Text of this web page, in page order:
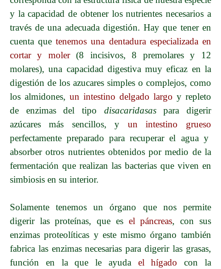
y la capacidad de obtener los nutrientes necesarios a
través de una adecuada digestión. Hay que tener en
cuenta quetenemos una dentadura especializada en
cortar y moler(8 incisivos, 8 premolares y 12
molares), una capacidad digestiva muy eficaz en la
digestión de los azucares simples o complejos, como
los almidones, un intestino delgado largo y repleto
de enzimas del tipo disacaridasaspara digerir
azúcares más sencillos, y un intestino grueso
perfectamente preparado para recuperar el agua y
absorber otros nutrientes obtenidos por medio de la
fermentación que realizan las bacterias que viven en
simbiosis en su interior.
Solamente tenemos un órgano que nos permite
digerir las proteínas, que es el páncreas, con sus
enzimas proteolíticas y este mismo órgano también
fabrica las enzimas necesarias para digerir las grasas,
función en la que le ayuda el hígado con la